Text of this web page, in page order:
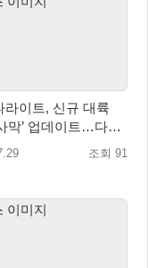
라이트, 신규 대륙
막’ 업데이트…다섯
개방
조회 91